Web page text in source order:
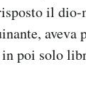
il
aveva
poi solo